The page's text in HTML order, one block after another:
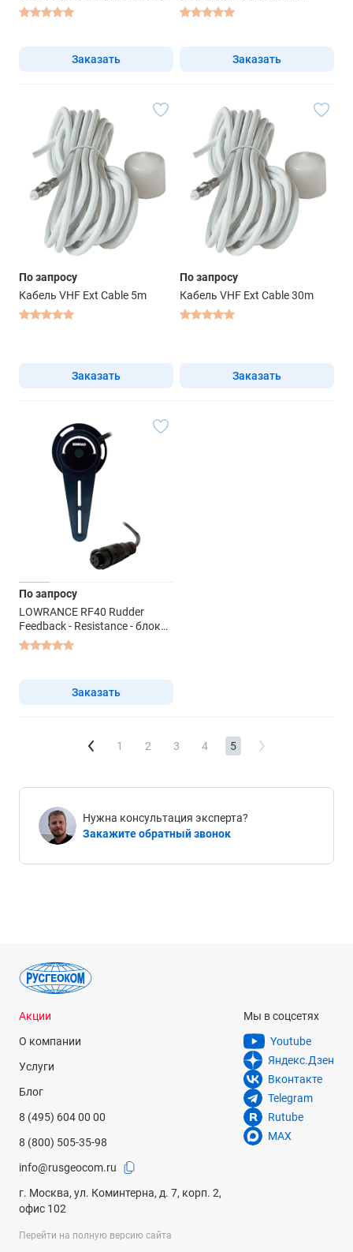
крепление антенны
Заказать
antenna - антенна
Заказать
По запросу
Кабель VHF Ext Cable 5m
Заказать
По запросу
Кабель VHF Ext Cable 30m
Заказать
По запросу
LOWRANCE RF40 Rudder
Feedback - Resistance - блок
обратной связи
Заказать
1 2 3 4 5
Нужна консультация эксперта?
Закажите обратный звонок
Акции
О компании
Услуги
Блог
8 (495) 604 00 00
8 (800) 505-35-98
info@rusgeocom.ru
г. Москва, ул. Коминтерна, д. 7, корп. 2,
офис 102
Мы в соцсетях
Youtube
Яндекс.Дзен
Вконтакте
Telegram
Rutube
MAX
Перейти на полную версию сайта